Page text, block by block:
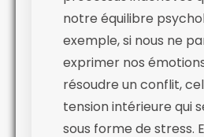
notre équilibre
exemple, si nous ne
exprimer nos
résoudre un conflit,
tension intérieure qui
sous forme de stress.